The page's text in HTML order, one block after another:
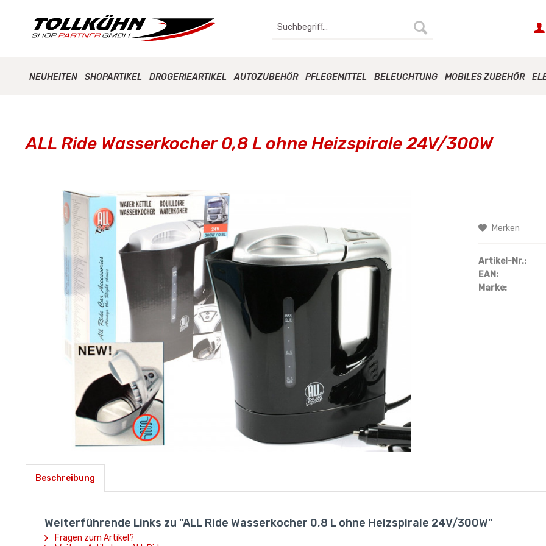
NEUHEITEN SHOPARTIKEL DROGERIEARTIKEL AUTOZUBEHÖR PFLEGEMITTEL BELEUCHTUNG MOBILES ZUBEHÖR
ALL Ride Wasserkocher 0,8 L ohne Heizspirale 24V/300W
Merken
Artikel-Nr.:
EAN:
Marke:
Beschreibung
Weiterführende Links zu "ALL Ride Wasserkocher 0,8 L ohne Heizspirale 24V/300W"
Fragen zum Artikel?